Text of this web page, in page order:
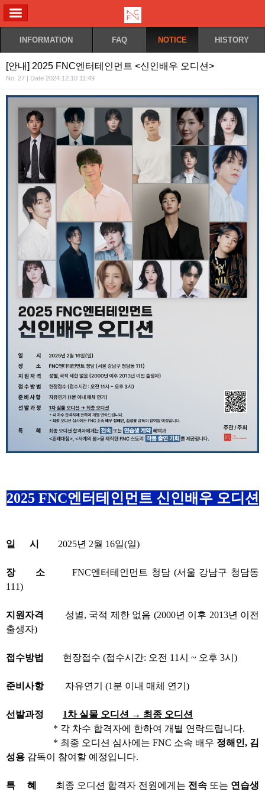
INFORMATION FAQ NOTICE HISTORY
[안내] 2025 FNC엔터테인먼트 <신인배우 오디션>
No. 27 | Date 2024.12.10 11:49
2025 FNC엔터테인먼트 신인배우 오디션
일 시 2025년 2월 16일(일)
장 소
FNC엔터테인먼트 청담 (서울 강남구 청담동
111)
지원자격
성별, 국적 제한 없음 (2000년 이후 2013년 이전
출생자)
접수방법 현장접수 (접수시간: 오전 11시 ~ 오후 3시)
준비사항 자유연기 (1분 이내 매체 연기)
선발과정
1차 실물 오디션 → 최종 오디션
* 각 차수 합격자에 한하여 개별 연락드립니다.
* 최종 오디션 심사에는 FNC 소속 배우 정해인, 김
성용 감독이 참여할 예정입니다.
특 혜 최종 오디션 합격자 전원에게는 전속 또는 연습생